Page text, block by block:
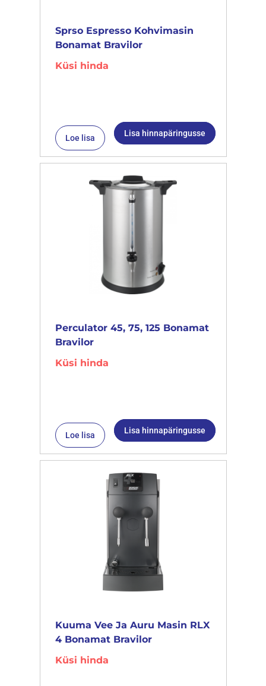
Sprso Espresso Kohvimasin
Bonamat Bravilor
Küsi hinda
Loe lisa Lisa hinnapäringusse
Perculator 45, 75, 125 Bonamat
Bravilor
Küsi hinda
Loe lisa Lisa hinnapäringusse
Kuuma Vee Ja Auru Masin RLX
4 Bonamat Bravilor
Küsi hinda